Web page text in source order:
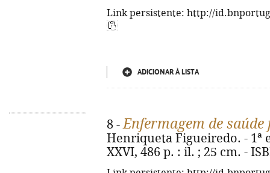
Link persistente: http://
ADICIONAR À LISTA
8 -Enfermagem de
Henriqueta Figueiredo. - 1ª
XXVI, 486 p. : il. ; 25 cm. -